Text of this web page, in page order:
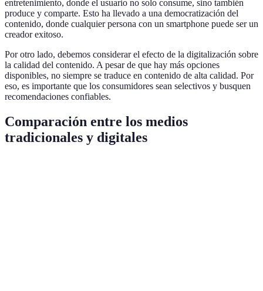
entretenimiento, donde el usuario no solo consume, sino también
produce y comparte. Esto ha llevado a una democratización del
contenido, donde cualquier persona con un smartphone puede ser un
creador exitoso.
Por otro lado, debemos considerar el efecto de la digitalización sobre
la calidad del contenido. A pesar de que hay más opciones
disponibles, no siempre se traduce en contenido de alta calidad. Por
eso, es importante que los consumidores sean selectivos y busquen
recomendaciones confiables.
Comparación entre los medios
tradicionales y digitales